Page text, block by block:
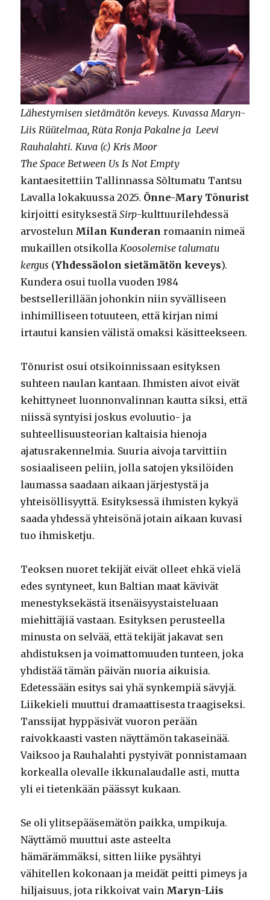
Lähestymisen sietämätön keveys. Kuvassa Maryn-
Liis Rüütelmaa, Rūta Ronja Pakalne ja Leevi
Rauhalahti. Kuva (c) Kris Moor
The Space Between Us Is Not Empty
kantaesitettiin Tallinnassa Sõltumatu Tantsu
Lavalla lokakuussa 2025. Õnne-Mary Tõnurist
kirjoitti esityksestäSirp-kulttuurilehdessä
arvostelun Milan Kunderan romaanin nimeä
mukaillen otsikolla Koosolemise talumatu
kergus (Yhdessäolon sietämätön keveys).
Kundera osui tuolla vuoden 1984
bestsellerillään johonkin niin syvälliseen
inhimilliseen totuuteen, että kirjan nimi
irtautui kansien välistä omaksi käsitteekseen.
Tõnurist osui otsikoinnissaan esityksen
suhteen naulan kantaan. Ihmisten aivot eivät
kehittyneet luonnonvalinnan kautta siksi, että
niissä syntyisi joskus evoluutio- ja
suhteellisuusteorian kaltaisia hienoja
ajatusrakennelmia. Suuria aivoja tarvittiin
sosiaaliseen peliin, jolla satojen yksilöiden
laumassa saadaan aikaan järjestystä ja
yhteisöllisyyttä. Esityksessä ihmisten kykyä
saada yhdessä yhteisönä jotain aikaan kuvasi
tuo ihmisketju.
Teoksen nuoret tekijät eivät olleet ehkä vielä
edes syntyneet, kun Baltian maat kävivät
menestyksekästä itsenäisyystaisteluaan
miehittäjiä vastaan. Esityksen perusteella
minusta on selvää, että tekijät jakavat sen
ahdistuksen ja voimattomuuden tunteen, joka
yhdistää tämän päivän nuoria aikuisia.
Edetessään esitys sai yhä synkempiä sävyjä.
Liikekieli muuttui dramaattisesta traagiseksi.
Tanssijat hyppäsivät vuoron perään
raivokkaasti vasten näyttämön takaseinää.
Vaiksoo ja Rauhalahti pystyivät ponnistamaan
korkealla olevalle ikkunalaudalle asti, mutta
yli ei tietenkään päässyt kukaan.
Se oli ylitsepääsemätön paikka, umpikuja.
Näyttämö muuttui aste asteelta
hämärämmäksi, sitten liike pysähtyi
vähitellen kokonaan ja meidät peitti pimeys ja
hiljaisuus, jota rikkoivat vain Maryn-Liis